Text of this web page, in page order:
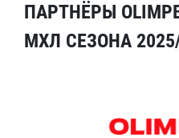
ПАРТНЁРЫ
МХЛ СЕЗОНА